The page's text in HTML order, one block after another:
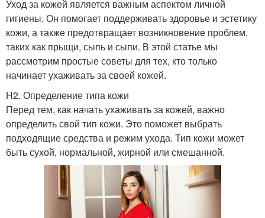
Уход за кожей является важным аспектом личной
гигиены. Он помогает поддерживать здоровье и эстетику
кожи, а также предотвращает возникновение проблем,
таких как прыщи, сыпь и сыпи. В этой статье мы
рассмотрим простые советы для тех, кто только
начинает ухаживать за своей кожей.
H2. Определение типа кожи
Перед тем, как начать ухаживать за кожей, важно
определить свой тип кожи. Это поможет выбрать
подходящие средства и режим ухода. Тип кожи может
быть сухой, нормальной, жирной или смешанной.